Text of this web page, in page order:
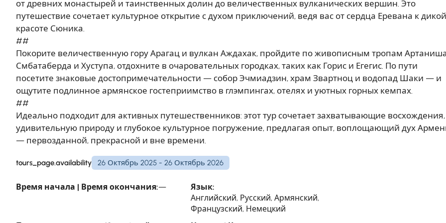
от древних монастырей и таинственных долин до величественных вулканических вершин. Это
путешествие сочетает культурное открытие с духом приключений, ведя вас от сердца Еревана к дикой
красоте Сюника.
##
Покорите величественную гору Арагац и вулкан Аждахак, пройдите по живописным тропам
Смбатаберда и Хуступа, отдохните в очаровательных городках, таких как Горис и Егегис. По пути
посетите знаковые достопримечательности — собор Эчмиадзин, храм Звартноц и водопад Шаки — и
ощутите подлинное армянское гостеприимство в глэмпингах, отелях и уютных горных кемпах.
##
Идеально подходит для активных путешественников: этот тур сочетает захватывающие восхождения,
удивительную природу и глубокое культурное погружение, предлагая опыт, воплощающий дух
— первозданной, прекрасной и вне времени.
tours_page.availability 26 Октябрь 2025 - 26 Октябрь 2026
Время начала | Время окончания:—
Язык:
Английский, Русский, Армянский,
Французский, Немецкий